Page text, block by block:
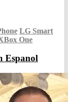
LG Smart
One
Espanol